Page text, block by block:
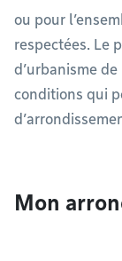
ou pour
respectées. Le
d’urbanisme
conditions qui
Mon